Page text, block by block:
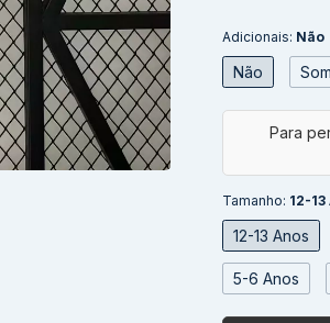
Adicionais: Não
Não
Tamanho: 12-
12-13 Anos
5-6 Anos